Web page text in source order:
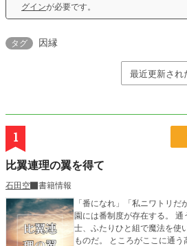
グインが必要です。
タグ 因縁
1
比翼連理の翼を得て
石田空
書籍情報
「番になれ」「私ニワトリだか
園には番制度が存在する。
士、ふたりひと組で魔法を使
ものだ。 ところがここに通う高海澄子は、事故のせいで魔力